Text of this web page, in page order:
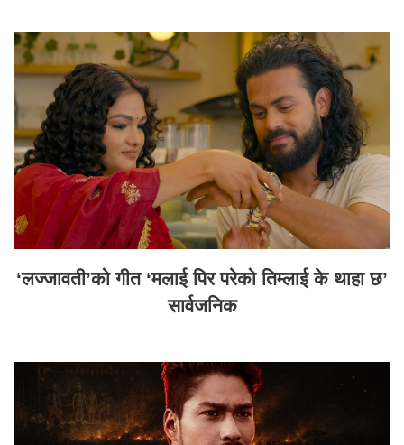
‘लज्जावती’को गीत ‘मलाई पिर परेको तिम्लाई के थाहा छ’
सार्वजनिक